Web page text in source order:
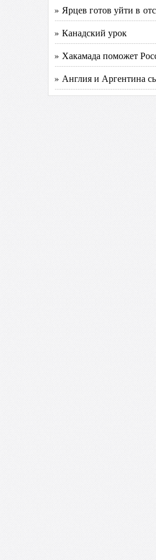
» Ярцев готов уйти в
» Канадский урок
» Хакамада поможет
» Англия и Аргентина